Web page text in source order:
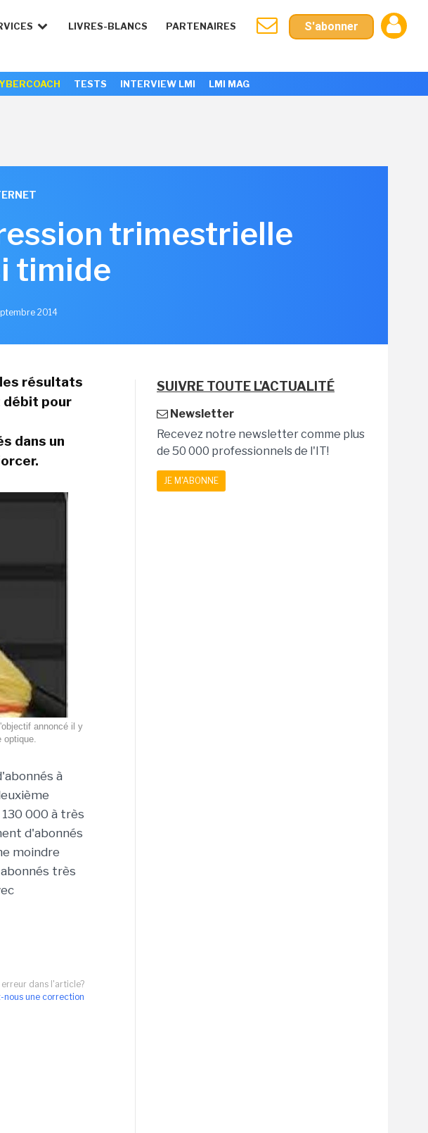
LIVRES-BLANCS PARTENAIRES S'abonner
TESTS INTERVIEW LMI LMI MAG
trimestrielle
timide
2014
résultats
débit pour
dans un
annoncé il y
optique.
à
000 à très
d'abonnés
moindre
très
erreur dans l'article?
nous une correction
SUIVRE TOUTE L'ACTUALITÉ
Newsletter
Recevez notre newsletter comme plus
de 50 000 professionnels de l'IT!
JE M'ABONNE